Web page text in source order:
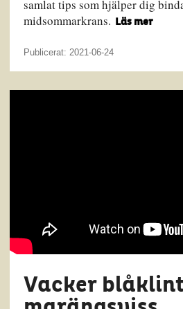
samlat tips som hjälper dig
midsommarkrans. Läs mer
Publicerat: 2021-06-24
Vacker